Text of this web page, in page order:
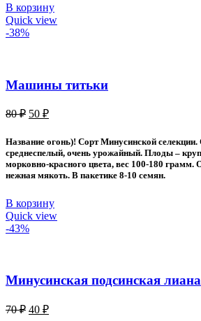
В корзину
Quick view
-38%
Машины титьки
80₽ Первоначальная
составляла
80 ₽.
50 ₽Текущая
50 ₽.
Название огонь)! Сорт Минусинской
среднеспелый, очень урожайный. Плоды –
морковно-красного цвета, вес 100-180 грамм.
нежная мякоть. В пакетике 8-10 семян.
В корзину
Quick view
-43%
Минусинская подсинская лиана
70₽ Первоначальная
40 ₽Текущая